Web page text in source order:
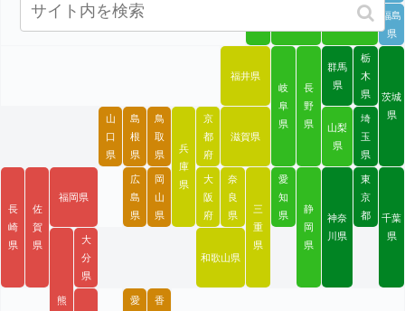
福島
県
福井県
岐
阜
県
長
野
県
群馬
県
栃
木
県
茨城
県
山
口
県
島
根
県
鳥
取
県
兵
庫
県
京
都
府
滋賀県
山梨
県
埼
玉
県
長
崎
県
佐
賀
県
福岡県
広
島
県
岡
山
県
大
阪
府
奈
良
県
三
重
県
愛
知
県
静
岡
県
神奈
川県
東
京
都
千葉
県
熊
大
分
県
和歌山県
愛
香